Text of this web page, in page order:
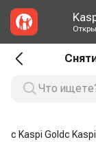
с Kaspi Goldс